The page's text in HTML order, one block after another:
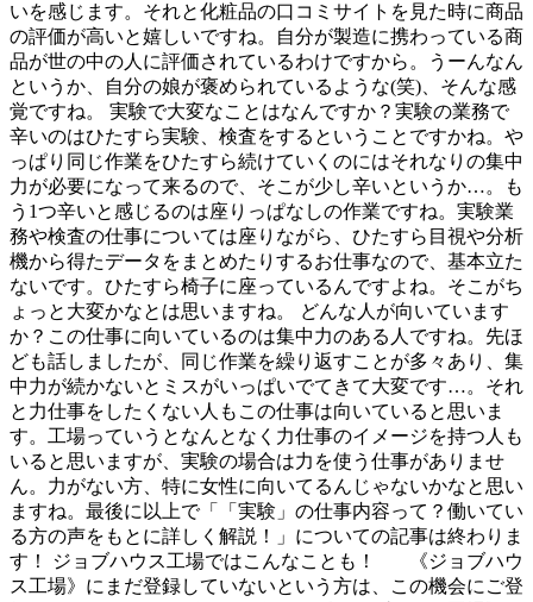
いを感じます。それと化粧品の口コミサイトを見た時に商品
の評価が高いと嬉しいですね。自分が製造に携わっている商
品が世の中の人に評価されているわけですから。うーんなん
というか、自分の娘が褒められているような(笑)、そんな感
覚ですね。 実験で大変なことはなんですか？実験の業務で
辛いのはひたすら実験、検査をするということですかね。や
っぱり同じ作業をひたすら続けていくのにはそれなりの集中
力が必要になって来るので、そこが少し辛いというか…。も
う1つ辛いと感じるのは座りっぱなしの作業ですね。実験業
務や検査の仕事については座りながら、ひたすら目視や分析
機から得たデータをまとめたりするお仕事なので、基本立た
ないです。ひたすら椅子に座っているんですよね。そこがち
ょっと大変かなとは思いますね。 どんな人が向いています
か？この仕事に向いているのは集中力のある人ですね。先ほ
ども話しましたが、同じ作業を繰り返すことが多々あり、集
中力が続かないとミスがいっぱいでてきて大変です…。それ
と力仕事をしたくない人もこの仕事は向いていると思いま
す。工場っていうとなんとなく力仕事のイメージを持つ人も
いると思いますが、実験の場合は力を使う仕事がありませ
ん。力がない方、特に女性に向いてるんじゃないかなと思い
ますね。最後に以上で「「実験」の仕事内容って？働いてい
る方の声をもとに詳しく解説！」についての記事は終わりま
す！ ジョブハウス工場ではこんなことも！ 《ジョブハウ
ス工場》にまだ登録していないという方は、この機会にご登